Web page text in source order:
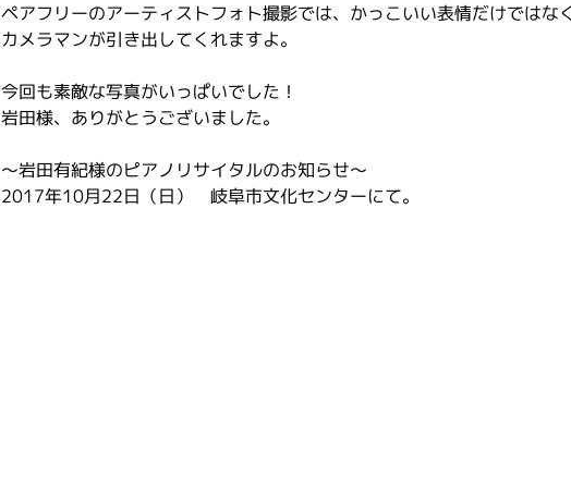
ペアフリーのアーティストフォト撮影では、かっこいい表情だけではな
カメラマンが引き出してくれますよ。
今回も素敵な写真がいっぱいでした！
岩田様、ありがとうございました。
～岩田有紀様のピアノリサイタルのお知らせ～
2017年10月22日（日）　岐阜市文化センターにて。